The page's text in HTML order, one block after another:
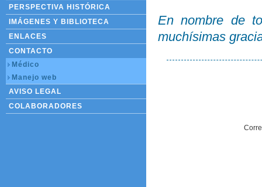
En nombre de
muchísimas
PERSPECTIVA HISTÓRICA
IMÁGENES Y BIBLIOTECA
ENLACES
CONTACTO
Médico
Manejo web
AVISO LEGAL
COLABORADORES